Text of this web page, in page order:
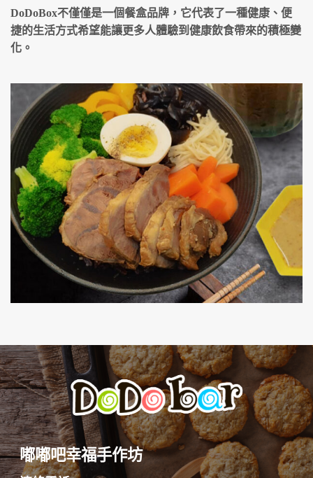
DoDoBox不僅僅是一個餐盒品牌，它代表了一種健康、便
捷的生活方式希望能讓更多人體驗到健康飲食帶來的積極變
化。
嘟嘟吧幸福手作坊